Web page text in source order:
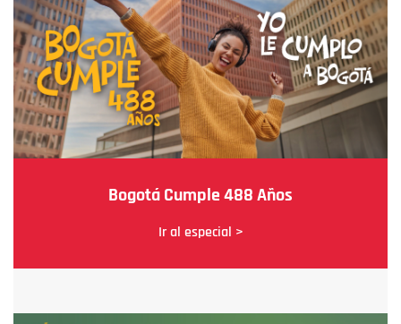
Bogotá Cumple 488 Años
Ir al especial >